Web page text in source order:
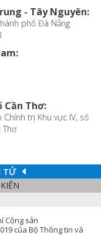
- Tây Nguyên:
phố Đà Nẵng
Cần Thơ:
trị Khu vực IV, số
Thơ
TỬ
Cộng sản
của Bộ Thông tin và